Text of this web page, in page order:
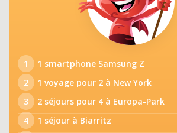
1
1 smartphone Samsung Z
2
1 voyage pour 2 à New York
3
2 séjours pour 4 à Europa-Park
4
1 séjour à Biarritz